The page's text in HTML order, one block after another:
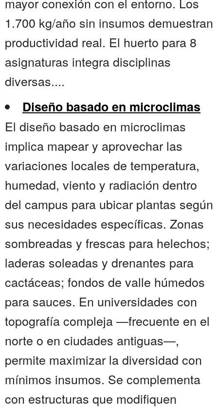
1.700 kg/año sin insumos demuestran
productividad real. El huerto para 8
asignaturas integra disciplinas
diversas....
Diseño basado en microclimas
El diseño basado en microclimas
implica mapear y aprovechar las
variaciones locales de temperatura,
humedad, viento y radiación dentro
del campus para ubicar plantas según
sus necesidades específicas. Zonas
sombreadas y frescas para helechos;
laderas soleadas y drenantes para
cactáceas; fondos de valle húmedos
para sauces. En universidades con
topografía compleja —frecuente en el
norte o en ciudades antiguas—,
permite maximizar la diversidad con
mínimos insumos. Se complementa
con estructuras que modifiquen